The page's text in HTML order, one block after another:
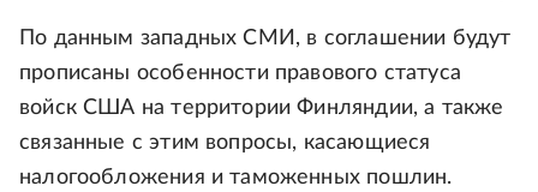
По данным западных СМИ, в соглашении будут
прописаны особенности правового статуса
войск США на территории Финляндии, а также
связанные с этим вопросы, касающиеся
налогообложения и таможенных пошлин.